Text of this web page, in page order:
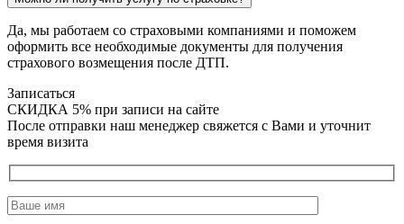
Да, мы работаем со страховыми компаниями и поможем
оформить все необходимые документы для получения
страхового возмещения после ДТП.
Записаться
СКИДКА 5% при записи на сайте
После отправки наш менеджер свяжется с Вами и уточнит
время визита